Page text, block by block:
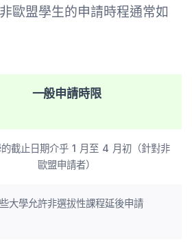
歐盟學生的申請時程通常如
一般申請時限
截止日期介乎 1 月至 4 月初（針對非
歐盟申請者）
大學允許非選拔性課程延後申請